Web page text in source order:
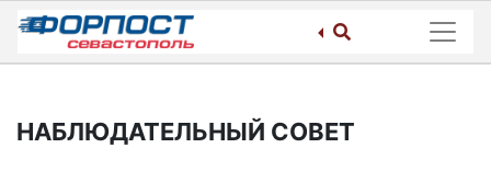
Skip
content
НАБЛЮДАТЕЛЬНЫЙ СОВЕТ